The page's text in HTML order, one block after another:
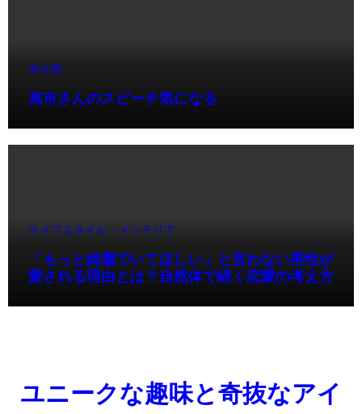
未分類
高市さんのスピーチ気になる
ライフスタイル・インテリア
「もっと綺麗でいてほしい」と言わない男性が
愛される理由とは？自然体で続く恋愛の考え方
ユニークな趣味と奇抜なアイ